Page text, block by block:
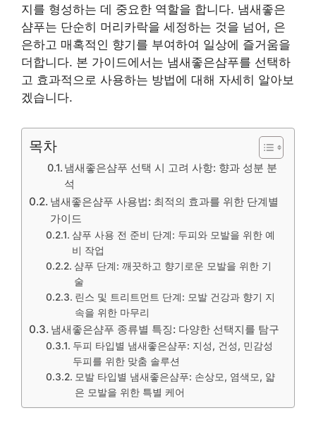
지를 형성하는 데 중요한 역할을 합니다. 냄새좋은
샴푸는 단순히 머리카락을 세정하는 것을 넘어, 은
은하고 매혹적인 향기를 부여하여 일상에 즐거움을
더합니다. 본 가이드에서는 냄새좋은샴푸를 선택하
고 효과적으로 사용하는 방법에 대해 자세히 알아보
겠습니다.
목차
냄새좋은샴푸 선택 시 고려 사항: 향과 성분 분
석
냄새좋은샴푸 사용법: 최적의 효과를 위한 단계별
가이드
샴푸 사용 전 준비 단계: 두피와 모발을 위한 예
비 작업
샴푸 단계: 깨끗하고 향기로운 모발을 위한 기
술
린스 및 트리트먼트 단계: 모발 건강과 향기 지
속을 위한 마무리
냄새좋은샴푸 종류별 특징: 다양한 선택지를 탐구
두피 타입별 냄새좋은샴푸: 지성, 건성, 민감성
두피를 위한 맞춤 솔루션
모발 타입별 냄새좋은샴푸: 손상모, 염색모, 얇
은 모발을 위한 특별 케어